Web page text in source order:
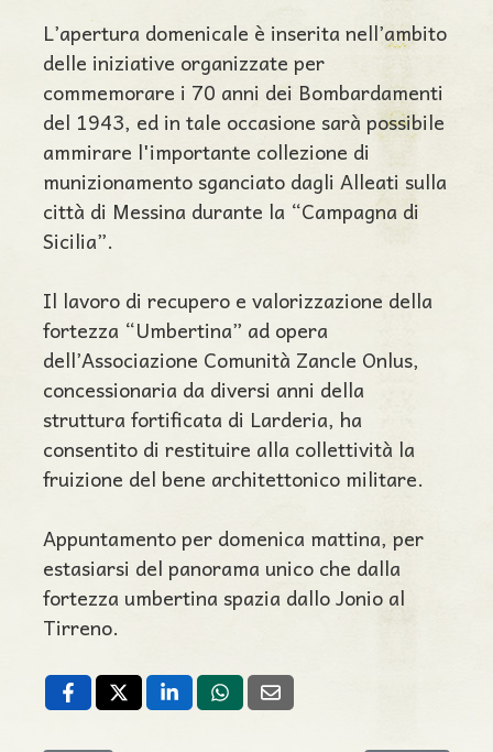
L’apertura domenicale è inserita nell’ambito
delle iniziative organizzate per
commemorare i 70 anni dei Bombardamenti
del 1943, ed in tale occasione sarà possibile
ammirare l'importante collezione di
munizionamento sganciato dagli Alleati sulla
città di Messina durante la “Campagna di
Sicilia”.
Il lavoro di recupero e valorizzazione della
fortezza “Umbertina” ad opera
dell’Associazione Comunità Zancle Onlus,
concessionaria da diversi anni della
struttura fortificata di Larderia, ha
consentito di restituire alla collettività la
fruizione del bene architettonico militare.
Appuntamento per domenica mattina, per
estasiarsi del panorama unico che dalla
fortezza umbertina spazia dallo Jonio al
Tirreno.